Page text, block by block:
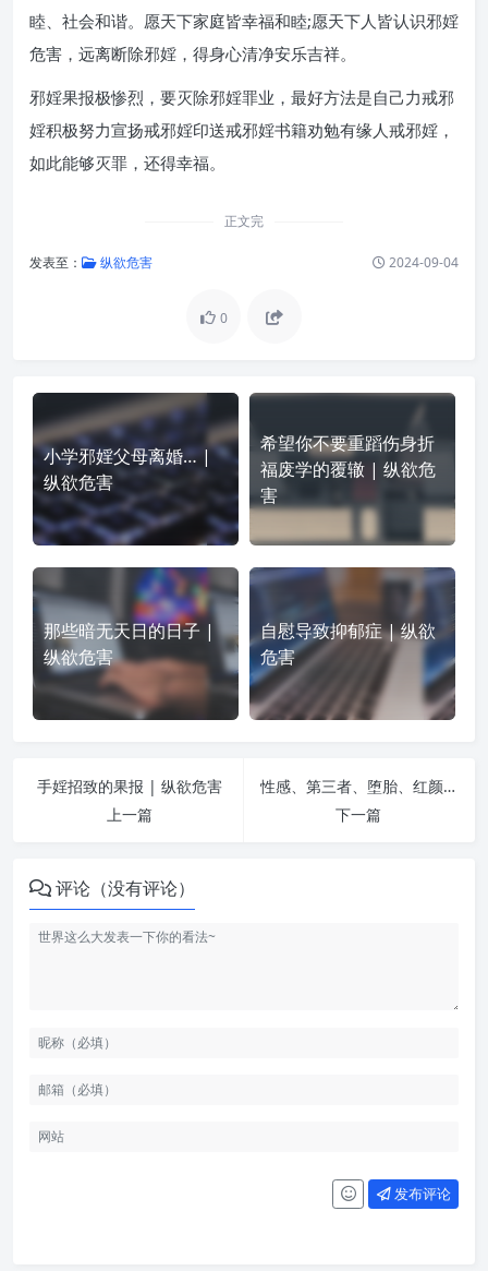
睦、社会和谐。愿天下家庭皆幸福和睦;愿天下人皆认识邪婬
危害，远离断除邪婬，得身心清净安乐吉祥。
邪婬果报极惨烈，要灭除邪婬罪业，最好方法是自己力戒邪
婬积极努力宣扬戒邪婬印送戒邪婬书籍劝勉有缘人戒邪婬，
如此能够灭罪，还得幸福。
正文完
发表至： 纵欲危害 2024-09-04
0
小学邪婬父母离婚… |
纵欲危害
希望你不要重蹈伤身折
福废学的覆辙 | 纵欲危
害
那些暗无天日的日子 |
纵欲危害
自慰导致抑郁症 | 纵欲
危害
手婬招致的果报 | 纵欲危害
上一篇
性感、第三者、堕胎、红颜薄命的真相 | 纵欲危害
下一篇
评论（没有评论）
发布评论